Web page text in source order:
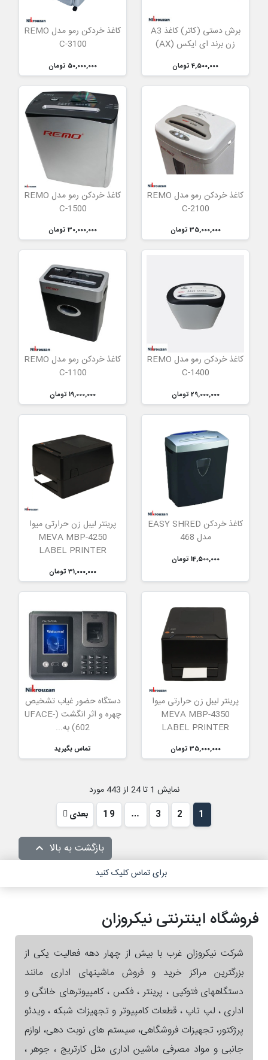
برش دستی (کاتر) کاغذ A3
زن برند ای ایکس (AX)
4,500,000 تومان
کاغذ خردکن رمو مدل REMO
C-3100
50,000,000 تومان
کاغذ خردکن رمو مدل REMO
C-2100
35,000,000 تومان
کاغذ خردکن رمو مدل REMO
C-1500
30,000,000 تومان
کاغذ خردکن رمو مدل REMO
C-1400
29,000,000 تومان
کاغذ خردکن رمو مدل REMO
C-1100
19,000,000 تومان
کاغذ خردکن EASY SHRED
مدل 468
14,500,000 تومان
پرینتر لیبل زن حرارتی میوا
MEVA MBP-4250
LABEL PRINTER
31,000,000 تومان
پرینتر لیبل زن حرارتی میوا
MEVA MBP-4350
LABEL PRINTER
35,000,000 تومان
دستگاه حضور غیاب تشخیص
چهره و اثر انگشت (UFACE-
602) به...
تماس بگیرید
نمایش 1 تا 24 از 443 مورد
1
2
3
…
19 بعدی
بازگشت به بالا 
برای تماس کلیک کنید
فروشگاه اینترنتی نیکروزان
شرکت نیکروزان غرب با بیش از چهار دهه فعالیت یکی از
بزرگترین مراکز خرید و فروش ماشینهای اداری مانند
دستگاههای فتوکپی ، پرینتر ، فکس ، کامپیوترهای خانگی و
اداری ، لپ تاپ ، قطعات کامپیوتر و تجهیزات شبکه ، ویدئو
پرژکتور، تجهیزات فروشگاهی، سیستم های نوبت دهی، لوازم
جانبی و مواد مصرفی ماشین اداری مثل کارتریج ، جوهر ،